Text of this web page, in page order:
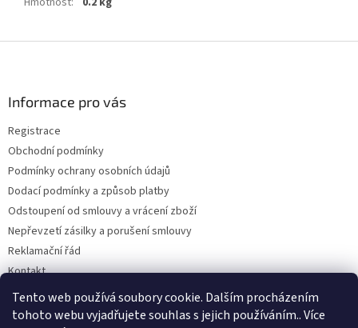
Tento web používá soubory cookie. Dalším procházením
tohoto webu vyjadřujete souhlas s jejich používáním.. Více
Informace pro vás
Registrace
Obchodní podmínky
Podmínky ochrany osobních údajů
Dodací podmínky a způsob platby
Odstoupení od smlouvy a vrácení zboží
Nepřevzetí zásilky a porušení smlouvy
Reklamační řád
Kontakt
Napište nám